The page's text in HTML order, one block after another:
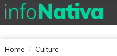
Home Cultura